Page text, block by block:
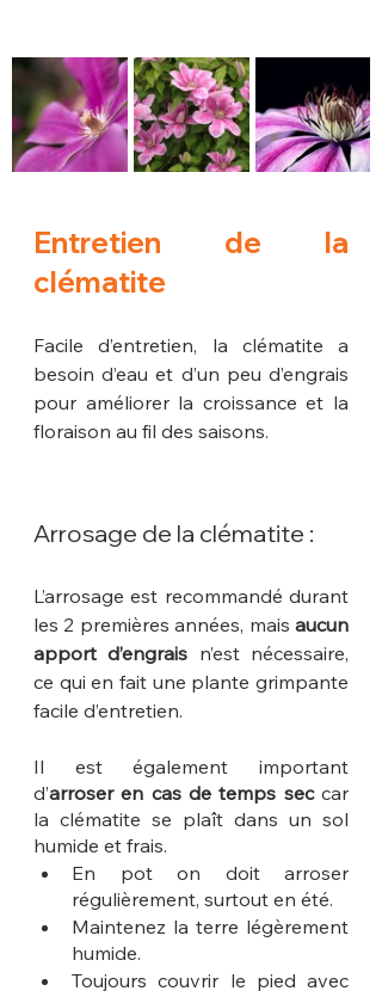
Entretien de la
clématite
Facile d’entretien, la clématite a
besoin d’eau et d’un peu d’engrais
pour améliorer la croissance et la
floraison au fil des saisons.
Arrosage de la clématite :
L’arrosage est recommandé durant
les 2 premières années, mais aucun
apport d’engrais n’est nécessaire,
ce qui en fait une plante grimpante
facile d’entretien.
Il est également important
d’arroser en cas de temps sec car
la clématite se plaît dans un sol
humide et frais.
En pot on doit arroser
régulièrement, surtout en été.
Maintenez la terre légèrement
humide.
Toujours couvrir le pied avec